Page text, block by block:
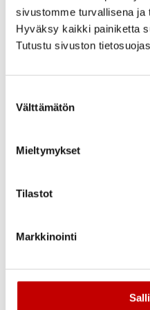
sivustomme turvallisena ja
Hyväksy kaikki painiketta
Tutustu sivuston
valinta
Välttämätön
Mieltymykset
Tilastot
Markkinointi
Molemmat oven
vahvistettu. Oven
sisäpuolelta
0502-Y ja
Murtosuojatut
Pitkäsuljin Fix
kuuluu Hoppe
ulkopuolella
Tiivistys